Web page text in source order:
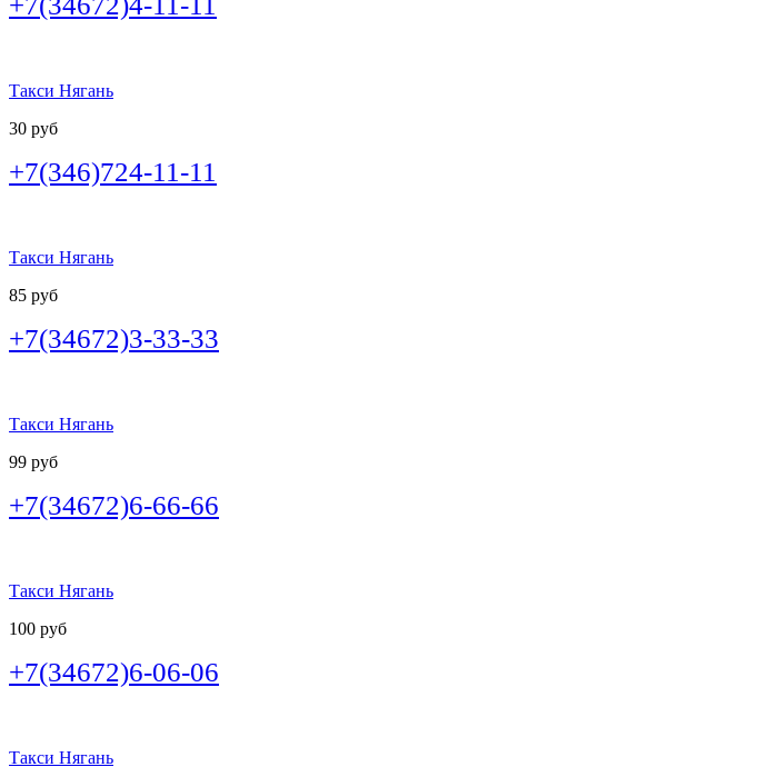
Такси Нягань
30 руб
+7(346)724-11-11
Такси Нягань
85 руб
+7(34672)3-33-33
Такси Нягань
99 руб
+7(34672)6-66-66
Такси Нягань
100 руб
+7(34672)6-06-06
Такси Нягань